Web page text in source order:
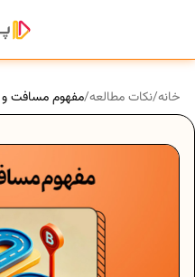
خانه/نکات مطالعه/مفهوم مسافت و